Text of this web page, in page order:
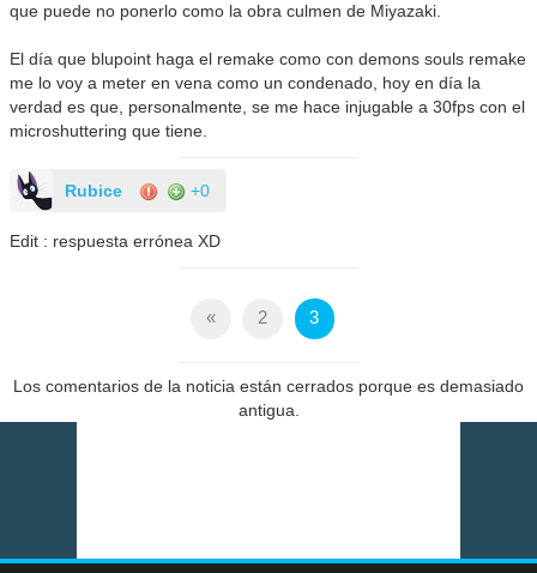
que puede no ponerlo como la obra culmen de Miyazaki.
El día que blupoint haga el remake como con demons souls remake
me lo voy a meter en vena como un condenado, hoy en día la
verdad es que, personalmente, se me hace injugable a 30fps con el
microshuttering que tiene.
Rubice +0
Edit : respuesta errónea XD
« 2 3
Los comentarios de la noticia están cerrados porque es demasiado
antigua.